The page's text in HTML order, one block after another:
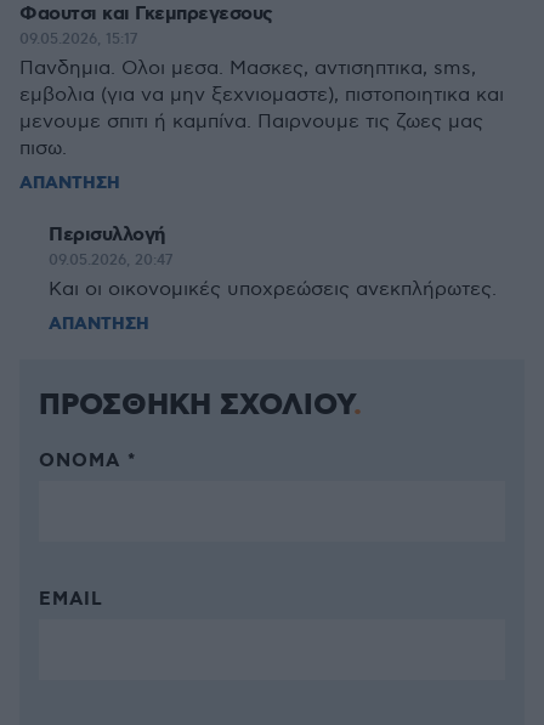
Φαουτσι και Γκεμπρεγεσους
09.05.2026, 15:17
Πανδημια. Ολοι μεσα. Μασκες, αντισηπτικα, sms,
εμβολια (για να μην ξεχνιομαστε), πιστοποιητικα και
μενουμε σπιτι ή καμπίνα. Παιρνουμε τις ζωες μας
πισω.
ΑΠΑΝΤΗΣΗ
Περισυλλογή
09.05.2026, 20:47
Και οι οικονομικές υποχρεώσεις ανεκπλήρωτες.
ΑΠΑΝΤΗΣΗ
ΠΡΟΣΘΗΚΗ ΣΧΟΛΙΟΥ
ΌΝΟΜΑ *
EMAIL